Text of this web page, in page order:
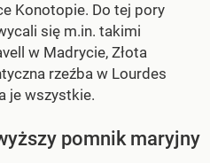
Konotopie. Do tej pory
się m.in. takimi
w Madrycie, Złota
rzeźba w Lourdes
je wszystkie.
pomnik maryjny